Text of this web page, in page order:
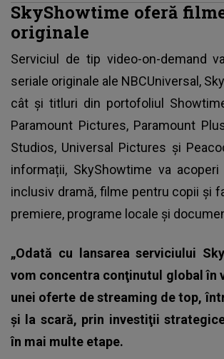
SkyShowtime oferă
originale
Serviciul de tip video-on-demand
seriale originale ale NBCUniversal,
cât şi titluri din portofoliul
Paramount Pictures, Paramount
Studios, Universal Pictures și
informații, SkyShowtime va
inclusiv dramă, filme pentru copii şi
premiere, programe locale şi
„Odată cu lansarea serviciului
vom concentra conţinutul global în
unei oferte de streaming de top,
şi la scară, prin investiţii
în mai multe etape.